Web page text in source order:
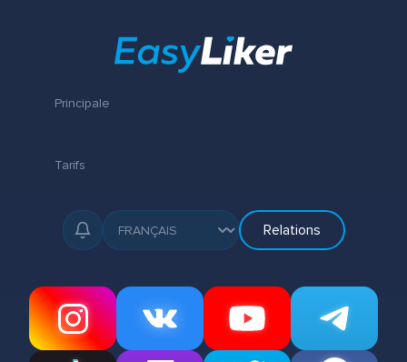
Principale
Tarifs
Relations